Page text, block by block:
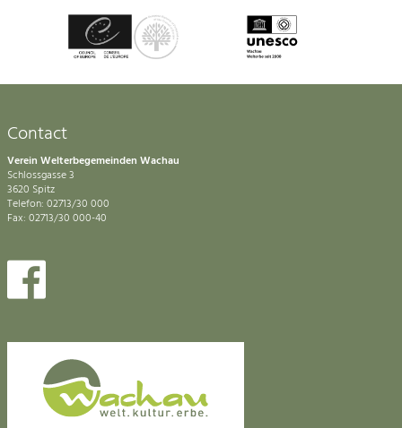
Contact
Verein Welterbegemeinden Wachau
Schlossgasse 3
3620 Spitz
Telefon: 02713/30 000
Fax: 02713/30 000-40